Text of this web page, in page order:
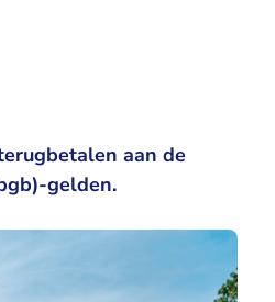
aan de
gelden.